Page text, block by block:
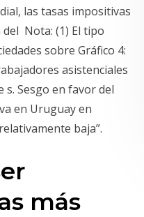
las tasas impositivas
Nota: (1) El tipo
sobre Gráfico 4:
asistenciales
s. Sesgo en favor del
en Uruguay en
baja”.
más